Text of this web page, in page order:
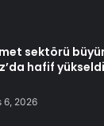
sektörü
hafif
6, 2026